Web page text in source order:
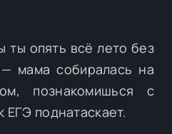
ты опять всё лето без
мама собиралась на
познакомишься с
поднатаскает.